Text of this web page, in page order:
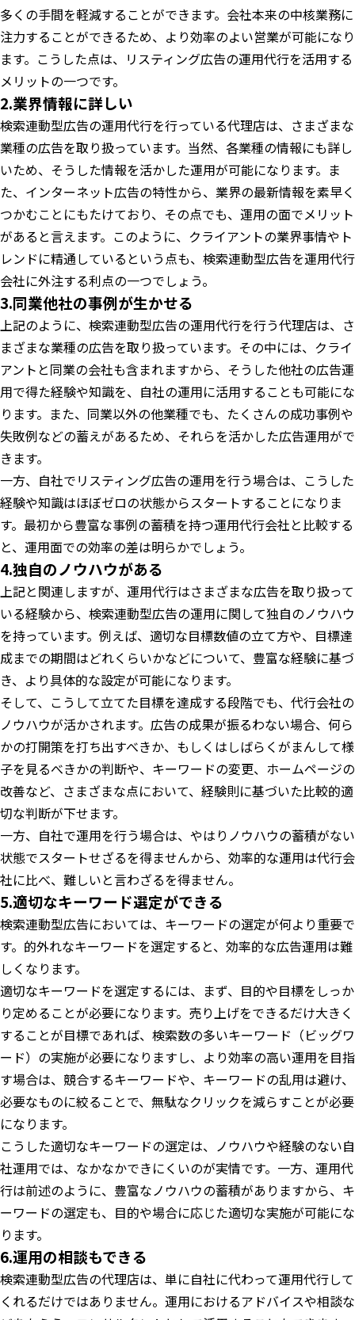
多くの手間を軽減することができます。会社本来の中核業務に
注力することができるため、より効率のよい営業が可能になり
ます。こうした点は、リスティング広告の運用代行を活用する
メリットの一つです。
2.業界情報に詳しい
検索連動型広告の運用代行を行っている代理店は、さまざまな
業種の広告を取り扱っています。当然、各業種の情報にも詳し
いため、そうした情報を活かした運用が可能になります。ま
た、インターネット広告の特性から、業界の最新情報を素早く
つかむことにもたけており、その点でも、運用の面でメリット
があると言えます。このように、クライアントの業界事情やト
レンドに精通しているという点も、検索連動型広告を運用代行
会社に外注する利点の一つでしょう。
3.同業他社の事例が生かせる
上記のように、検索連動型広告の運用代行を行う代理店は、さ
まざまな業種の広告を取り扱っています。その中には、クライ
アントと同業の会社も含まれますから、そうした他社の広告運
用で得た経験や知識を、自社の運用に活用することも可能にな
ります。また、同業以外の他業種でも、たくさんの成功事例や
失敗例などの蓄えがあるため、それらを活かした広告運用がで
きます。
一方、自社でリスティング広告の運用を行う場合は、こうした
経験や知識はほぼゼロの状態からスタートすることになりま
す。最初から豊富な事例の蓄積を持つ運用代行会社と比較する
と、運用面での効率の差は明らかでしょう。
4.独自のノウハウがある
上記と関連しますが、運用代行はさまざまな広告を取り扱って
いる経験から、検索連動型広告の運用に関して独自のノウハウ
を持っています。例えば、適切な目標数値の立て方や、目標達
成までの期間はどれくらいかなどについて、豊富な経験に基づ
き、より具体的な設定が可能になります。
そして、こうして立てた目標を達成する段階でも、代行会社の
ノウハウが活かされます。広告の成果が振るわない場合、何ら
かの打開策を打ち出すべきか、もしくはしばらくがまんして様
子を見るべきかの判断や、キーワードの変更、ホームページの
改善など、さまざまな点において、経験則に基づいた比較的適
切な判断が下せます。
一方、自社で運用を行う場合は、やはりノウハウの蓄積がない
状態でスタートせざるを得ませんから、効率的な運用は代行会
社に比べ、難しいと言わざるを得ません。
5.適切なキーワード選定ができる
検索連動型広告においては、キーワードの選定が何より重要で
す。的外れなキーワードを選定すると、効率的な広告運用は難
しくなります。
適切なキーワードを選定するには、まず、目的や目標をしっか
り定めることが必要になります。売り上げをできるだけ大きく
することが目標であれば、検索数の多いキーワード（ビッグワ
ード）の実施が必要になりますし、より効率の高い運用を目指
す場合は、競合するキーワードや、キーワードの乱用は避け、
必要なものに絞ることで、無駄なクリックを減らすことが必要
になります。
こうした適切なキーワードの選定は、ノウハウや経験のない自
社運用では、なかなかできにくいのが実情です。一方、運用代
行は前述のように、豊富なノウハウの蓄積がありますから、キ
ーワードの選定も、目的や場合に応じた適切な実施が可能にな
ります。
6.運用の相談もできる
検索連動型広告の代理店は、単に自社に代わって運用代行して
くれるだけではありません。運用におけるアドバイスや相談な